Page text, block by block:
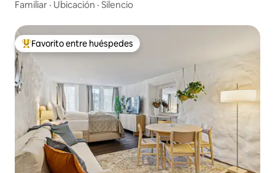
Familiar · Ubicación · Silencio
Favorito entre huéspedes preferido
Favorito entre huéspedes